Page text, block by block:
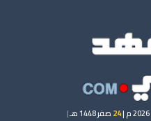
|
24 صفر 1448 هـ |